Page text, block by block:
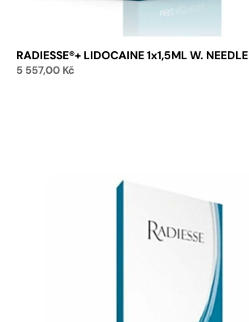
RADIESSE®+ LIDOCAINE 1x1,5ML W. NEEDLE
5 557,00 Kč